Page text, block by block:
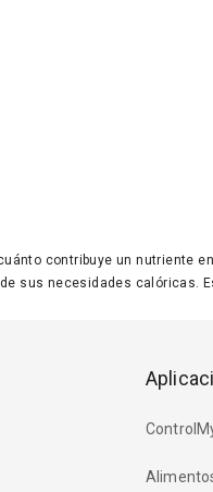
contribuye un nutriente
sus necesidades calóricas.